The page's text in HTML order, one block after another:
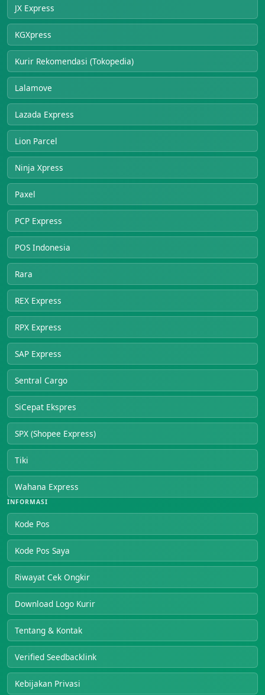
JX Express
KGXpress
Kurir Rekomendasi (Tokopedia)
Lalamove
Lazada Express
Lion Parcel
Ninja Xpress
Paxel
PCP Express
POS Indonesia
Rara
REX Express
RPX Express
SAP Express
Sentral Cargo
SiCepat Ekspres
SPX (Shopee Express)
Tiki
Wahana Express
INFORMASI
Kode Pos
Kode Pos Saya
Riwayat Cek Ongkir
Download Logo Kurir
Tentang & Kontak
Verified Seedbacklink
Kebijakan Privasi